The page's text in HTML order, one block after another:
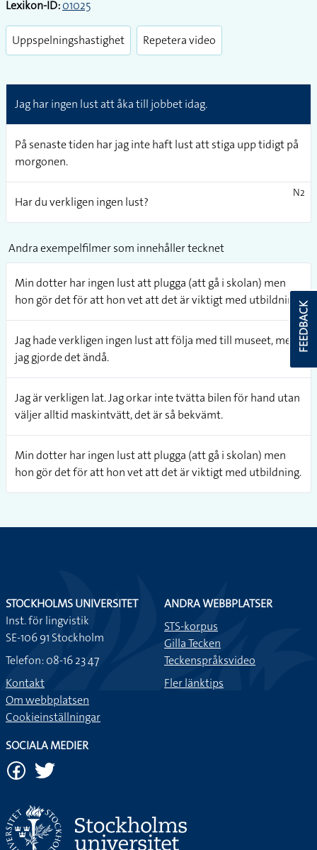
Lexikon-ID:01025
Uppspelningshastighet Repetera video
Jag har ingen lust att åka till jobbet idag.
På senaste tiden har jag inte haft lust att stiga upp tidigt på
morgonen.
Har du verkligen ingen lust?
N2
Andra exempelfilmer som innehåller tecknet
Min dotter har ingen lust att plugga (att gå i skolan) men
hon gör det för att hon vet att det är viktigt med utbildning.
Jag hade verkligen ingen lust att följa med till museet, men
jag gjorde det ändå.
Jag är verkligen lat. Jag orkar inte tvätta bilen för hand utan
väljer alltid maskintvätt, det är så bekvämt.
Min dotter har ingen lust att plugga (att gå i skolan) men
hon gör det för att hon vet att det är viktigt med utbildning.
FEEDBACK
STOCKHOLMS UNIVERSITET
Inst. för lingvistik
SE-106 91 Stockholm
Telefon: 08-16 23 47
Kontakt
Om webbplatsen
Cookieinställningar
ANDRA WEBBPLATSER
STS-korpus
Gilla Tecken
Teckenspråksvideo
Fler länktips
SOCIALA MEDIER